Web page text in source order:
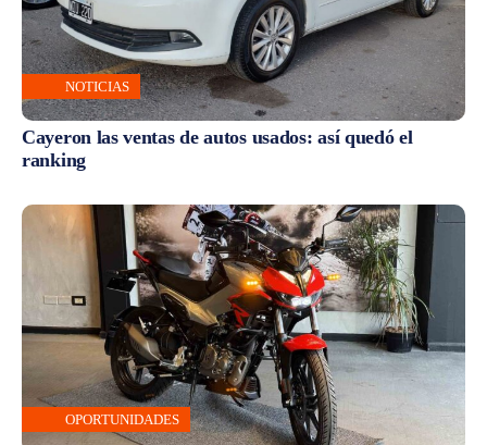
NOTICIAS
Cayeron las ventas de autos usados: así quedó el
ranking
OPORTUNIDADES